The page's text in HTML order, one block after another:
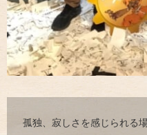
孤独、寂しさを感じられる